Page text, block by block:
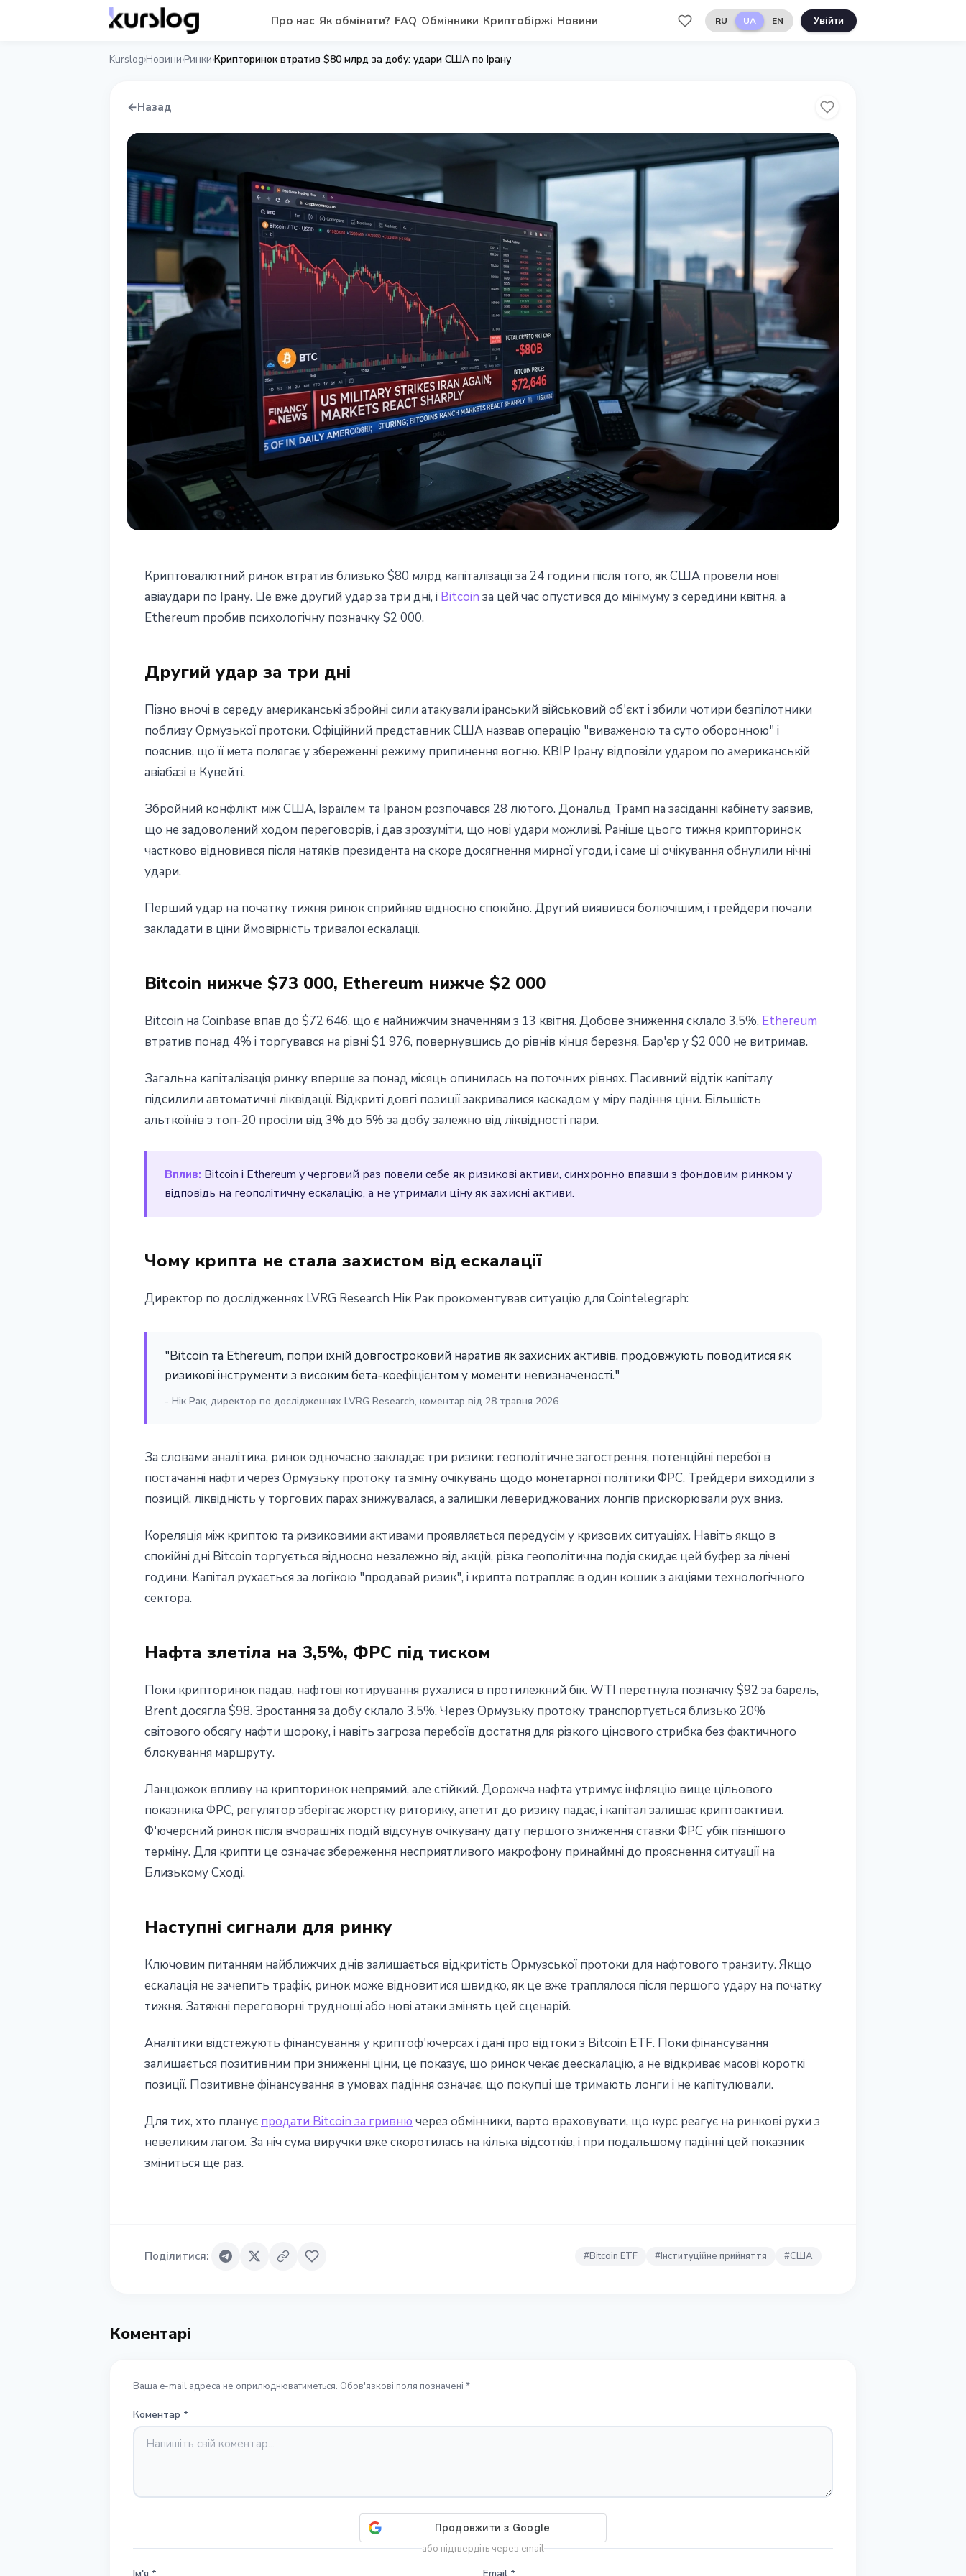
Про нас Як обміняти? FAQ Обмінники Криптобіржі Новини RU UA EN Увійти
Kurslog›Новини›Ринки›Крипторинок втратив $80 млрд за добу: удари США по Ірану
←Назад
Крипторинок втратив $80 млрд за добу:
удари США по Ірану
28 травня 2026 р.
Наталія Дорофєєва
Криптовалютний ринок втратив близько $80 млрд капіталізації за 24 години після того, як США провели нові
авіаудари по Ірану. Це вже другий удар за три дні, і Bitcoin за цей час опустився до мінімуму з середини квітня, а
Ethereum пробив психологічну позначку $2 000.
Другий удар за три дні
Пізно вночі в середу американські збройні сили атакували іранський військовий об'єкт і збили чотири безпілотники
поблизу Ормузької протоки. Офіційний представник США назвав операцію "виваженою та суто оборонною" і
пояснив, що її мета полягає у збереженні режиму припинення вогню. КВІР Ірану відповіли ударом по американській
авіабазі в Кувейті.
Збройний конфлікт між США, Ізраїлем та Іраном розпочався 28 лютого. Дональд Трамп на засіданні кабінету заявив,
що не задоволений ходом переговорів, і дав зрозуміти, що нові удари можливі. Раніше цього тижня крипторинок
частково відновився після натяків президента на скоре досягнення мирної угоди, і саме ці очікування обнулили нічні
удари.
Перший удар на початку тижня ринок сприйняв відносно спокійно. Другий виявився болючішим, і трейдери почали
закладати в ціни ймовірність тривалої ескалації.
Bitcoin нижче $73 000, Ethereum нижче $2 000
Bitcoin на Coinbase впав до $72 646, що є найнижчим значенням з 13 квітня. Добове зниження склало 3,5%. Ethereum
втратив понад 4% і торгувався на рівні $1 976, повернувшись до рівнів кінця березня. Бар'єр у $2 000 не витримав.
Загальна капіталізація ринку вперше за понад місяць опинилась на поточних рівнях. Пасивний відтік капіталу
підсилили автоматичні ліквідації. Відкриті довгі позиції закривалися каскадом у міру падіння ціни. Більшість
альткоїнів з топ-20 просіли від 3% до 5% за добу залежно від ліквідності пари.
Вплив: Bitcoin і Ethereum у черговий раз повели себе як ризикові активи, синхронно впавши з фондовим ринком у
відповідь на геополітичну ескалацію, а не утримали ціну як захисні активи.
Чому крипта не стала захистом від ескалації
Директор по дослідженнях LVRG Research Нік Рак прокоментував ситуацію для Cointelegraph:
"Bitcoin та Ethereum, попри їхній довгостроковий наратив як захисних активів, продовжують поводитися як
ризикові інструменти з високим бета-коефіцієнтом у моменти невизначеності."
- Нік Рак, директор по дослідженнях LVRG Research, коментар від 28 травня 2026
За словами аналітика, ринок одночасно закладає три ризики: геополітичне загострення, потенційні перебої в
постачанні нафти через Ормузьку протоку та зміну очікувань щодо монетарної політики ФРС. Трейдери виходили з
позицій, ліквідність у торгових парах знижувалася, а залишки левериджованих лонгів прискорювали рух вниз.
Кореляція між криптою та ризиковими активами проявляється передусім у кризових ситуаціях. Навіть якщо в
спокійні дні Bitcoin торгується відносно незалежно від акцій, різка геополітична подія скидає цей буфер за лічені
години. Капітал рухається за логікою "продавай ризик", і крипта потрапляє в один кошик з акціями технологічного
сектора.
Нафта злетіла на 3,5%, ФРС під тиском
Поки крипторинок падав, нафтові котирування рухалися в протилежний бік. WTI перетнула позначку $92 за барель,
Brent досягла $98. Зростання за добу склало 3,5%. Через Ормузьку протоку транспортується близько 20%
світового обсягу нафти щороку, і навіть загроза перебоїв достатня для різкого цінового стрибка без фактичного
блокування маршруту.
Ланцюжок впливу на крипторинок непрямий, але стійкий. Дорожча нафта утримує інфляцію вище цільового
показника ФРС, регулятор зберігає жорстку риторику, апетит до ризику падає, і капітал залишає криптоактиви.
Ф'ючерсний ринок після вчорашніх подій відсунув очікувану дату першого зниження ставки ФРС убік пізнішого
терміну. Для крипти це означає збереження несприятливого макрофону принаймні до прояснення ситуації на
Близькому Сході.
Наступні сигнали для ринку
Ключовим питанням найближчих днів залишається відкритість Ормузської протоки для нафтового транзиту. Якщо
ескалація не зачепить трафік, ринок може відновитися швидко, як це вже траплялося після першого удару на початку
тижня. Затяжні переговорні труднощі або нові атаки змінять цей сценарій.
Аналітики відстежують фінансування у криптоф'ючерсах і дані про відтоки з Bitcoin ETF. Поки фінансування
залишається позитивним при зниженні ціни, це показує, що ринок чекає деескалацію, а не відкриває масові короткі
позиції. Позитивне фінансування в умовах падіння означає, що покупці ще тримають лонги і не капітулювали.
Для тих, хто планує продати Bitcoin за гривню через обмінники, варто враховувати, що курс реагує на ринкові рухи з
невеликим лагом. За ніч сума виручки вже скоротилась на кілька відсотків, і при подальшому падінні цей показник
зміниться ще раз.
Поділитися: #Bitcoin ETF #Інституційне прийняття #США
Коментарі
Ваша e-mail адреса не оприлюднюватиметься. Обов'язкові поля позначені *
Коментар *
або підтвердіть через email
Ім'я * Email *